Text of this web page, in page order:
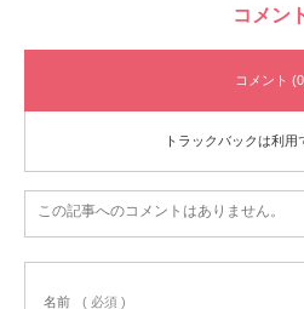
コメン
コメント
トラックバックは利用
この記事へのコメントはありません。
名前 ( 必須 )